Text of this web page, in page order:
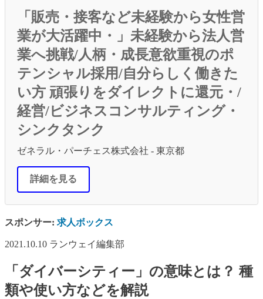
「販売・接客など未経験から女性営
業が大活躍中・」未経験から法人営
業へ挑戦/人柄・成長意欲重視のポ
テンシャル採用/自分らしく働きた
い方 頑張りをダイレクトに還元・/
経営/ビジネスコンサルティング・
シンクタンク
ゼネラル・パーチェス株式会社 - 東京都
詳細を見る
スポンサー: 求人ボックス
2021.10.10 ランウェイ編集部
「ダイバーシティー」の意味とは？ 種
類や使い方などを解説